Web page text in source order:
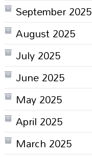
September 2025
August 2025
July 2025
June 2025
May 2025
April 2025
March 2025